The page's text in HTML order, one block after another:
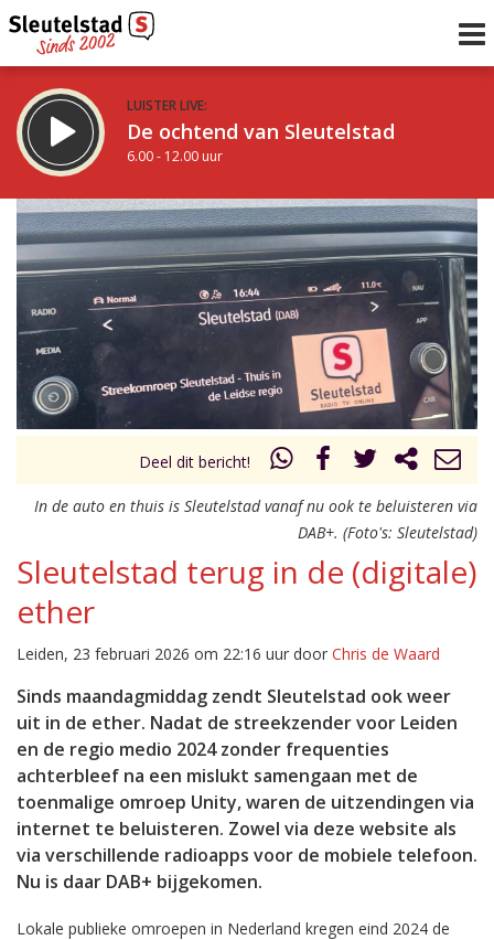
LUISTER LIVE:
De ochtend van Sleutelstad
6.00 - 12.00 uur
STRAKS:
De middag van Sleutelstad
12.00 - 17.00 uur
Vorig uur
uur 1 van 0 Volgend uur
Deel dit bericht!
In de auto en thuis is Sleutelstad vanaf nu ook te beluisteren via
DAB+. (Foto's: Sleutelstad)
Sleutelstad terug in de (digitale)
ether
Leiden, 23 februari 2026 om 22:16 uur door Chris de Waard
Sinds maandagmiddag zendt Sleutelstad ook weer
uit in de ether. Nadat de streekzender voor Leiden
en de regio medio 2024 zonder frequenties
achterbleef na een mislukt samengaan met de
toenmalige omroep Unity, waren de uitzendingen via
internet te beluisteren. Zowel via deze website als
via verschillende radioapps voor de mobiele telefoon.
Nu is daar DAB+ bijgekomen.
Lokale publieke omroepen in Nederland kregen eind 2024 de